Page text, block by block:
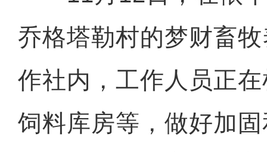
乔格塔勒村的梦财畜
作社内，工作人员正
饲料库房等，做好加